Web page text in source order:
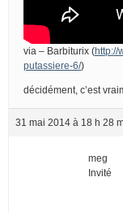
via – Barbiturix (http://
putassiere-6/)
décidément, c’est
31 mai 2014 à 18 h 28
meg
Invité